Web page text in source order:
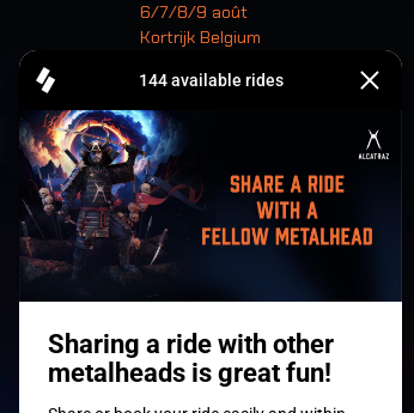
6/7/8/9 août
Kortrijk Belgium
Billets